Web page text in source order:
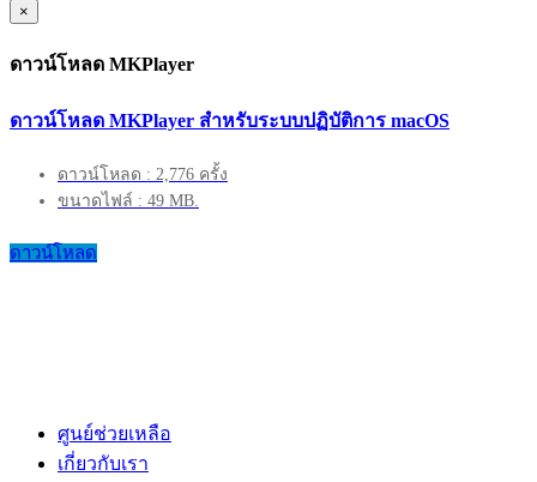
×
ดาวน์โหลด MKPlayer
ดาวน์โหลด MKPlayer สำหรับระบบปฏิบัติการ macOS
ดาวน์โหลด : 2,776 ครั้ง
ขนาดไฟล์ : 49 MB.
ดาวน์โหลด
ศูนย์ช่วยเหลือ
เกี่ยวกับเรา